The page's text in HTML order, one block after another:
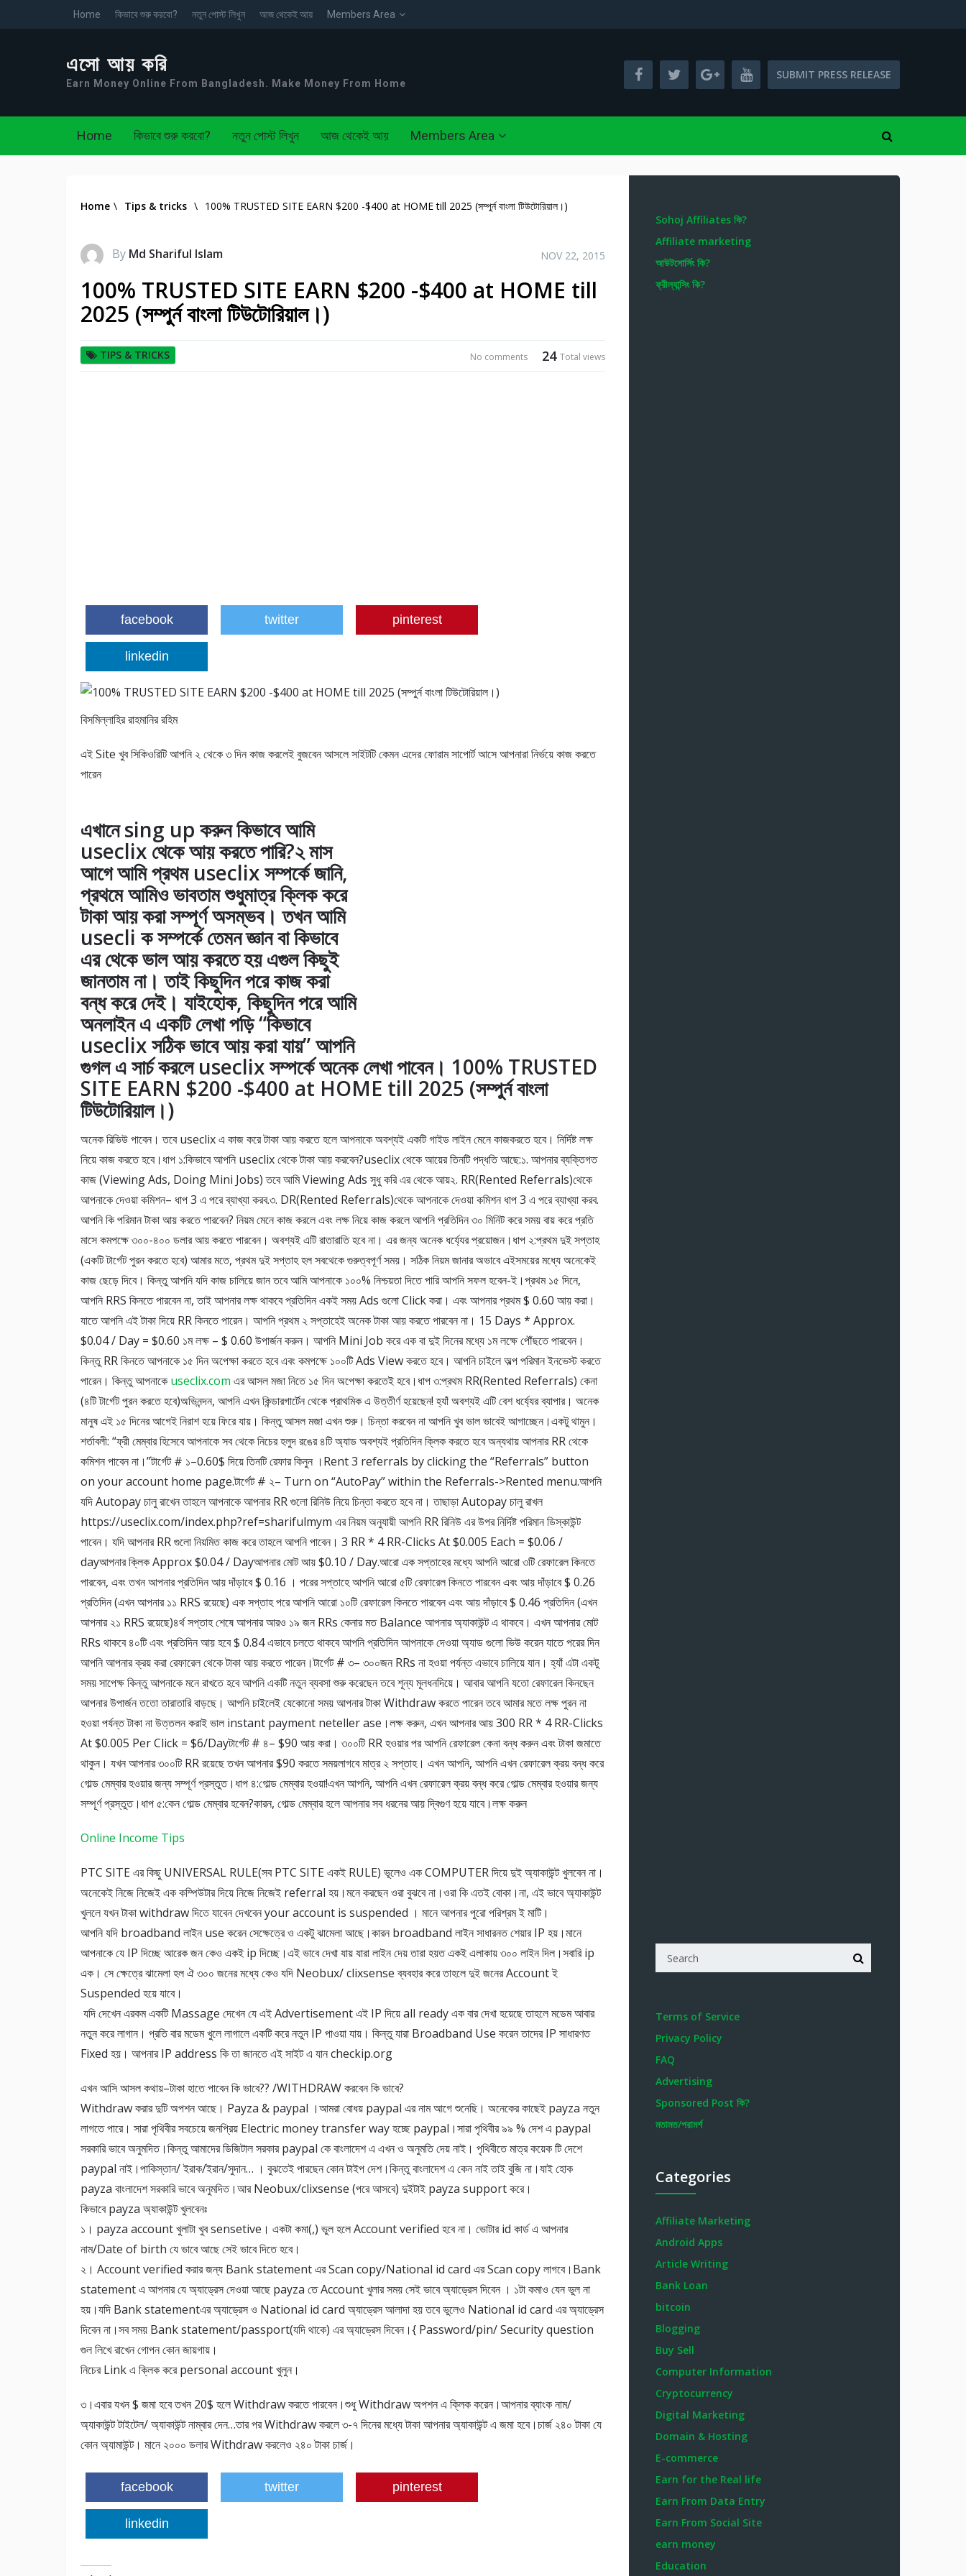
Home কিভাবে শুরু করবো? নতুন পোস্ট লিখুন আজ থেকেই আয় Members Area
এসো আয় করি
Earn Money Online From Bangladesh. Make Money From Home
SUBMIT PRESS RELEASE
Home কিভাবে শুরু করবো? নতুন পোস্ট লিখুন আজ থেকেই আয় Members Area
Home \ Tips & tricks \ 100% TRUSTED SITE EARN $200 -$400 at HOME till 2025 (সম্পুর্ন বাংলা টিউটোরিয়াল।)
By Md Shariful Islam NOV 22, 2015
100% TRUSTED SITE EARN $200 -$400 at HOME till
2025 (সম্পুর্ন বাংলা টিউটোরিয়াল।)
TIPS & TRICKS 24 Total views
No comments
facebook twitter pinterest
linkedin
বিসমিল্লাহির রাহমানির রহিম
এই Site খুব সিকিওরিটি আপনি ২ থেকে ৩ দিন কাজ করলেই বুজবেন আসলে সাইটটি কেমন এদের ফোরাম সাপোর্ট আসে আপনারা নির্ভয়ে কাজ করতে
পারেন
এখানে sing up করুন কিভাবে আমি
useclix থেকে আয় করতে পারি?২ মাস
আগে আমি প্রথম useclix সম্পর্কে জানি,
প্রথমে আমিও ভাবতাম শুধুমাত্র ক্লিক করে
টাকা আয় করা সম্পূর্ণ অসম্ভব। তখন আমি
usecli ক সম্পর্কে তেমন জ্ঞান বা কিভাবে
এর থেকে ভাল আয় করতে হয় এগুল কিছুই
জানতাম না। তাই কিছুদিন পরে কাজ করা
বন্ধ করে দেই। যাইহোক, কিছুদিন পরে আমি
অনলাইন এ একটি লেখা পড়ি “কিভাবে
useclix সঠিক ভাবে আয় করা যায়” আপনি
গুগল এ সার্চ করলে useclix সম্পর্কে অনেক লেখা পাবেন। 100% TRUSTED
SITE EARN $200 -$400 at HOME till 2025 (সম্পুর্ন বাংলা
টিউটোরিয়াল।)
অনেক রিভিউ পাবেন। তবে useclix এ কাজ করে টাকা আয় করতে হলে আপনাকে অবশ্যই একটি গাইড লাইন মেনে কাজকরতে হবে। নির্দিষ্ট লক্ষ
নিয়ে কাজ করতে হবে।ধাপ ১:কিভাবে আপনি useclix থেকে টাকা আয় করবেন?useclix থেকে আয়ের তিনটি পদ্ধতি আছে:১. আপনার ব্যক্তিগত
কাজ (Viewing Ads, Doing Mini Jobs) তবে আমি Viewing Ads সুধু করি এর থেকে আয়২. RR(Rented Referrals)থেকে
আপনাকে দেওয়া কমিশন– ধাপ 3 এ পরে ব্যাখ্যা করব.৩. DR(Rented Referrals)থেকে আপনাকে দেওয়া কমিশন ধাপ 3 এ পরে ব্যাখ্যা করব.
আপনি কি পরিমান টাকা আয় করতে পারবেন? নিয়ম মেনে কাজ করলে এবং লক্ষ নিয়ে কাজ করলে আপনি প্রতিদিন ৩০ মিনিট করে সময় বায় করে প্রতি
মাসে কমপক্ষে ৩০০-৪০০ ডলার আয় করতে পারবেন। অবশ্যই এটি রাতারাতি হবে না। এর জন্য অনেক ধর্য্যের প্রয়োজন।ধাপ ২:প্রথম দুই সপ্তাহ
(একটি টার্গেট পুরন করতে হবে) আমার মতে, প্রথম দুই সপ্তাহ হল সবথেকে গুরুত্বপূর্ণ সময়। সঠিক নিয়ম জানার অভাবে এইসময়ের মধ্যে অনেকেই
কাজ ছেড়ে দিবে। কিন্তু আপনি যদি কাজ চালিয়ে জান তবে আমি আপনাকে ১০০% নিশ্চয়তা দিতে পারি আপনি সফল হবেন-ই।প্রথম ১৫ দিনে,
আপনি RRS কিনতে পারবেন না, তাই আপনার লক্ষ থাকবে প্রতিদিন একই সময় Ads গুলো Click করা। এবং আপনার প্রথম $ 0.60 আয় করা।
যাতে আপনি এই টাকা দিয়ে RR কিনতে পারেন। আপনি প্রথম ২ সপ্তাহেই অনেক টাকা আয় করতে পারবেন না। 15 Days * Approx.
$0.04 / Day = $0.60 ১ম লক্ষ – $ 0.60 উপার্জন করুন। আপনি Mini Job করে এক বা দুই দিনের মধ্যে ১ম লক্ষে পৌঁছতে পারবেন।
কিন্তু RR কিনতে আপনাকে ১৫ দিন অপেক্ষা করতে হবে এবং কমপক্ষে ১০০টি Ads View করতে হবে। আপনি চাইলে অল্প পরিমান ইনভেস্ট করতে
পারেন। কিন্তু আপনাকে useclix.com এর আসল মজা নিতে ১৫ দিন অপেক্ষা করতেই হবে।ধাপ ৩:প্রথম RR(Rented Referrals) কেনা
(৪টি টার্গেট পুরন করতে হবে)অভিনন্দন, আপনি এখন কিন্ডারগার্টেন থেকে প্রাথমিক এ উত্তীর্ণ হয়েছেন! হ্যাঁ অবশ্যই এটি বেশ ধর্য্যের ব্যাপার। অনেক
মানুষ এই ১৫ দিনের আগেই নিরাশ হয়ে ফিরে যায়। কিন্তু আসল মজা এখন শুরু। চিন্তা করবেন না আপনি খুব ভাল ভাবেই আগাচ্ছেন।একটু থামুন।
শর্তাবলী: “ফ্রী মেম্বার হিসেবে আপনাকে সব থেকে নিচের হলুদ রঙের ৪টি অ্যাড অবশ্যই প্রতিদিন ক্লিক করতে হবে অন্যথায় আপনার RR থেকে
কমিশন পাবেন না।”টার্গেট # ১–0.60$ দিয়ে তিনটি রেফার কিনুন ।Rent 3 referrals by clicking the “Referrals” button
on your account home page.টার্গেট # ২– Turn on “AutoPay” within the Referrals->Rented menu.আপনি
যদি Autopay চালু রাখেন তাহলে আপনাকে আপনার RR গুলো রিনিউ নিয়ে চিন্তা করতে হবে না। তাছাড়া Autopay চালু রাখল
https://useclix.com/index.php?ref=sharifulmym এর নিয়ম অনুযায়ী আপনি RR রিনিউ এর উপর নির্দিষ্ট পরিমান ডিস্কাউন্ট
পাবেন। যদি আপনার RR গুলো নিয়মিত কাজ করে তাহলে আপনি পাবেন। 3 RR * 4 RR-Clicks At $0.005 Each = $0.06 /
dayআপনার ক্লিক Approx $0.04 / Dayআপনার মোট আয় $0.10 / Day.আরো এক সপ্তাহের মধ্যে আপনি আরো ৩টি রেফারেল কিনতে
পারবেন, এবং তখন আপনার প্রতিদিন আয় দাঁড়াবে $ 0.16 । পরের সপ্তাহে আপনি আরো ৫টি রেফারেল কিনতে পারবেন এবং আয় দাঁড়াবে $ 0.26
প্রতিদিন (এখন আপনার ১১ RRS রয়েছে) এক সপ্তাহ পরে আপনি আরো ১০টি রেফারেল কিনতে পারবেন এবং আয় দাঁড়াবে $ 0.46 প্রতিদিন (এখন
আপনার ২১ RRS রয়েছে)৪র্থ সপ্তাহ শেষে আপনার আরও ১৯ জন RRs কেনার মত Balance আপনার অ্যাকাউন্ট এ থাকবে। এখন আপনার মোট
RRs থাকবে ৪০টি এবং প্রতিদিন আয় হবে $ 0.84 এভাবে চলতে থাকবে আপনি প্রতিদিন আপনাকে দেওয়া অ্যাড গুলো ভিউ করেন যাতে পরের দিন
আপনি আপনার ক্রয় করা রেফারেল থেকে টাকা আয় করতে পারেন।টার্গেট # ৩– ৩০০জন RRs না হওয়া পর্যন্ত এভাবে চালিয়ে যান। হ্যাঁ এটা একটু
সময় সাপেক্ষ কিন্তু আপনাকে মনে রাখতে হবে আপনি একটি নতুন ব্যবসা শুরু করেছেন তবে শূন্য মূলধনদিয়ে। আবার আপনি যতো রেফারেল কিনছেন
আপনার উপার্জন ততো তারাতারি বাড়ছে। আপনি চাইলেই যেকোনো সময় আপনার টাকা Withdraw করতে পারেন তবে আমার মতে লক্ষ পুরন না
হওয়া পর্যন্ত টাকা না উত্তলন করাই ভাল instant payment neteller ase।লক্ষ করুন, এখন আপনার আয় 300 RR * 4 RR-Clicks
At $0.005 Per Click = $6/Dayটার্গেট # ৪– $90 আয় করা। ৩০০টি RR হওয়ার পর আপনি রেফারেল কেনা বন্ধ করুন এবং টাকা জমাতে
থাকুন। যখন আপনার ৩০০টি RR রয়েছে তখন আপনার $90 করতে সময়লাগবে মাত্র ২ সপ্তাহ। এখন আপনি, আপনি এখন রেফারেল ক্রয় বন্ধ করে
গোল্ড মেম্বার হওয়ার জন্য সম্পূর্ণ প্রস্তুত।ধাপ ৪:গোল্ড মেম্বার হওয়া!এখন আপনি, আপনি এখন রেফারেল ক্রয় বন্ধ করে গোল্ড মেম্বার হওয়ার জন্য
সম্পূর্ণ প্রস্তুত।ধাপ ৫:কেন গোল্ড মেম্বার হবেন?কারন, গোল্ড মেম্বার হলে আপনার সব ধরনের আয় দ্বিগুণ হয়ে যাবে।লক্ষ করুন
Online Income Tips
PTC SITE এর কিছু UNIVERSAL RULE(সব PTC SITE একই RULE) ভূলেও এক COMPUTER দিয়ে দুই অ্যাকাউন্ট খুলবেন না।
অনেকেই নিজে নিজেই এক কম্পিউটার দিয়ে নিজে নিজেই referral হয়।মনে করছেন ওরা বুঝবে না।ওরা কি এতই বোকা।না, এই ভাবে অ্যাকাউন্ট
খুললে যখন টাকা withdraw দিতে যাবেন দেখবেন your account is suspended । মানে আপনার পুরো পরিশ্রম ই মাটি।
আপনি যদি broadband লাইন use করেন সেক্ষেত্রে ও একটু ঝামেলা আছে।কারন broadband লাইন সাধারনত শেয়ার IP হয়।মানে
আপনাকে যে IP দিচ্ছে আরেক জন কেও একই ip দিচ্ছে।এই ভাবে দেখা যায় যারা লাইন দেয় তারা হয়ত একই এলাকায় ৩০০ লাইন দিল।সবারি ip
এক। সে ক্ষেত্রে ঝামেলা হল ঐ ৩০০ জনের মধ্যে কেও যদি Neobux/ clixsense ব্যবহার করে তাহলে দুই জনের Account ই
Suspended হয়ে যাবে।
যদি দেখেন এরকম একটি Massage দেখেন যে এই Advertisement এই IP দিয়ে all ready এক বার দেখা হয়েছে তাহলে মডেম আবার
নতুন করে লাগান। প্রতি বার মডেম খুলে লাগালে একটি করে নতুন IP পাওয়া যায়। কিন্তু যারা Broadband Use করেন তাদের IP সাধারণত
Fixed হয়। আপনার IP address কি তা জানতে এই সাইট এ যান checkip.org
এখন আসি আসল কথায়–টাকা হাতে পাবেন কি ভাবে?? /WITHDRAW করবেন কি ভাবে?
Withdraw করার দুটি অপশন আছে। Payza & paypal ।আমরা বোধয় paypal এর নাম আগে শুনেছি। অনেকের কাছেই payza নতুন
লাগতে পারে। সারা পৃথিবীর সবচেয়ে জনপ্রিয় Electric money transfer way হচ্ছে paypal।সারা পৃথিবীর ৯৯ % দেশ এ paypal
সরকারি ভাবে অনুমদিত।কিন্তু আমাদের ডিজিটাল সরকার paypal কে বাংলাদেশ এ এখন ও অনুমতি দেয় নাই। পৃথিবীতে মাত্র কয়েক টি দেশে
paypal নাই।পাকিস্তান/ ইরাক/ইরান/সুদান… । বুঝতেই পারছেন কোন টাইপ দেশ।কিন্তু বাংলাদেশ এ কেন নাই তাই বুজি না।যাই হোক
payza বাংলাদেশ সরকারি ভাবে অনুমদিত।আর Neobux/clixsense (পরে আসবে) দুইটাই payza support করে।
কিভাবে payza অ্যাকাউন্ট খুলবেনঃ
১। payza account খুলাটা খুব sensetive। একটা কমা(,) ভুল হলে Account verified হবে না। ভোটার id কার্ড এ আপনার
নাম/Date of birth যে ভাবে আছে সেই ভাবে দিতে হবে।
২। Account verified করার জন্য Bank statement এর Scan copy/National id card এর Scan copy লাগবে।Bank
statement এ আপনার যে অ্যাড্রেস দেওয়া আছে payza তে Account খুলার সময় সেই ভাবে অ্যাড্রেস দিবেন । ১টা কমাও যেন ভুল না
হয়।যদি Bank statementএর অ্যাড্রেস ও National id card অ্যাড্রেস আলাদা হয় তবে ভুলেও National id card এর অ্যাড্রেস
দিবেন না।সব সময় Bank statement/passport(যদি থাকে) এর অ্যাড্রেস দিবেন।{ Password/pin/ Security question
গুল লিখে রাখেন গোপন কোন জায়গায়।
নিচের Link এ ক্লিক করে personal account খুলুন।
৩।এবার যখন $ জমা হবে তখন 20$ হলে Withdraw করতে পারবেন।শুধু Withdraw অপশন এ ক্লিক করেন।আপনার ব্যাংক নাম/
অ্যাকাউন্ট টাইটেল/ অ্যাকাউন্ট নাম্বার দেন…তার পর Withdraw করলে ৩-৭ দিনের মধ্যে টাকা আপনার অ্যাকাউন্ট এ জমা হবে।চার্জ ২৪০ টাকা যে
কোন অ্যামাউন্ট। মানে ২০০০ ডলার Withdraw করলেও ২৪০ টাকা চার্জ।
facebook twitter pinterest
linkedin
Sohoj Affiliates কি?
Affiliate marketing
আউটসোর্সিং কি?
ফ্রীল্যান্সিং কি?
Terms of Service
Privacy Policy
FAQ
Advertising
Sponsored Post কি?
মতামত/পরামর্শ
Categories
Affiliate Marketing
Android Apps
Article Writing
Bank Loan
bitcoin
Blogging
Buy Sell
Computer Information
Cryptocurrency
Digital Marketing
Domain & Hosting
E-commerce
Earn for the Real life
Earn From Data Entry
Earn From Social Site
earn money
Education